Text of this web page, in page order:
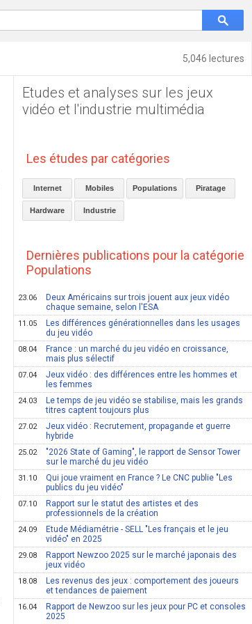
5,046 lectures
Etudes et analyses sur les jeux
vidéo et l'industrie multimédia
Les études par catégories
Internet Mobiles Populations Piratage
Hardware Industrie
Dernières publications pour la catégorie
Populations
23.06
Deux Américains sur trois jouent aux jeux vidéo
chaque semaine, selon l'ESA
11.05
Les différences générationnelles dans les usages
du jeu vidéo
08.04
France : un marché du jeu vidéo en croissance,
mais plus sélectif
07.04
Jeux vidéo : des différences entre les hommes et
les femmes
24.03
Le temps de jeu vidéo se stabilise, mais les grands
titres captent toujours plus
27.02
Jeux vidéo : Recrutement, propagande et guerre
hybride
25.02
"2026 State of Gaming", le rapport de Sensor Tower
sur le marché du jeu vidéo
31.10
Qui joue vraiment en France ? Le CNC publie "Les
publics du jeu vidéo"
07.10
Rapport sur le statut des artistes et des
professionnels de la création
24.09
Etude Médiamétrie - SELL "Les français et le jeu
vidéo" en 2025
29.08
Rapport Newzoo 2025 sur le marché japonais des
jeux vidéo
18.08
Les revenus des jeux : comportement des joueurs
et tendances de paiement
16.04
Rapport de Newzoo sur les jeux pour PC et consoles
2025